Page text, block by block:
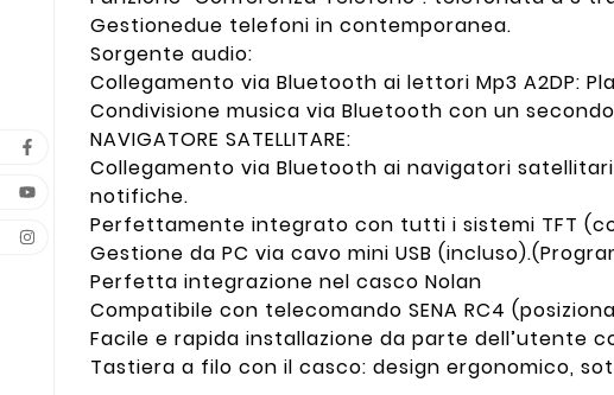
Gestionedue telefoni in contemporanea.
Sorgente audio:
Collegamento via Bluetooth ai lettori Mp3 A2DP:
Condivisione musica via Bluetooth con un
NAVIGATORE SATELLITARE:
Collegamento via Bluetooth ai navigatori
notifiche.
Perfettamente integrato con tutti i sistemi TFT
Gestione da PC via cavo mini USB
Perfetta integrazione nel casco Nolan
Compatibile con telecomando SENA RC4
Facile e rapida installazione da parte dell’utente
Tastiera a filo con il casco: design ergonomico,